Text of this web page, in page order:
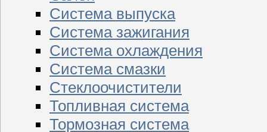
Система выпуска
Система зажигания
Система охлаждения
Система смазки
Стеклоочистители
Топливная система
Тормозная система